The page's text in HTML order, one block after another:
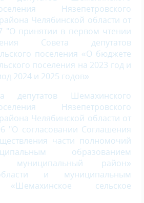
Нязепетровского
Челябинской области от
"О принятии в первом чтении
Совета депутатов
поселения «О бюджете
поселения на 2023 год и
2024 и 2025 годов»
депутатов Шемахинского
Нязепетровского
Челябинской области от
"О согласовании Соглашения
части полномочий
образованием
муниципальный район»
и муниципальным
«Шемахинское сельское